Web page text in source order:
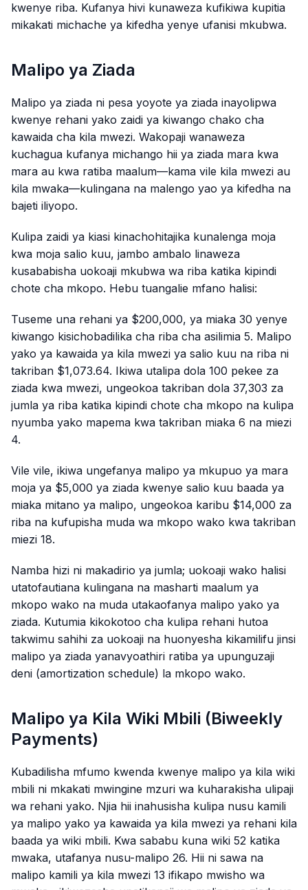
kwenye riba. Kufanya hivi kunaweza kufikiwa kupitia
mikakati michache ya kifedha yenye ufanisi mkubwa.
Malipo ya Ziada
Malipo ya ziada ni pesa yoyote ya ziada inayolipwa
kwenye rehani yako zaidi ya kiwango chako cha
kawaida cha kila mwezi. Wakopaji wanaweza
kuchagua kufanya michango hii ya ziada mara kwa
mara au kwa ratiba maalum—kama vile kila mwezi au
kila mwaka—kulingana na malengo yao ya kifedha na
bajeti iliyopo.
Kulipa zaidi ya kiasi kinachohitajika kunalenga moja
kwa moja salio kuu, jambo ambalo linaweza
kusababisha uokoaji mkubwa wa riba katika kipindi
chote cha mkopo. Hebu tuangalie mfano halisi:
Tuseme una rehani ya $200,000, ya miaka 30 yenye
kiwango kisichobadilika cha riba cha asilimia 5. Malipo
yako ya kawaida ya kila mwezi ya salio kuu na riba ni
takriban $1,073.64. Ikiwa utalipa dola 100 pekee za
ziada kwa mwezi, ungeokoa takriban dola 37,303 za
jumla ya riba katika kipindi chote cha mkopo na kulipa
nyumba yako mapema kwa takriban miaka 6 na miezi
4.
Vile vile, ikiwa ungefanya malipo ya mkupuo ya mara
moja ya $5,000 ya ziada kwenye salio kuu baada ya
miaka mitano ya malipo, ungeokoa karibu $14,000 za
riba na kufupisha muda wa mkopo wako kwa takriban
miezi 18.
Namba hizi ni makadirio ya jumla; uokoaji wako halisi
utatofautiana kulingana na masharti maalum ya
mkopo wako na muda utakaofanya malipo yako ya
ziada. Kutumia kikokotoo cha kulipa rehani hutoa
takwimu sahihi za uokoaji na huonyesha kikamilifu jinsi
malipo ya ziada yanavyoathiri ratiba ya upunguzaji
deni (amortization schedule) la mkopo wako.
Malipo ya Kila Wiki Mbili (Biweekly
Payments)
Kubadilisha mfumo kwenda kwenye malipo ya kila wiki
mbili ni mkakati mwingine mzuri wa kuharakisha ulipaji
wa rehani yako. Njia hii inahusisha kulipa nusu kamili
ya malipo yako ya kawaida ya kila mwezi ya rehani kila
baada ya wiki mbili. Kwa sababu kuna wiki 52 katika
mwaka, utafanya nusu-malipo 26. Hii ni sawa na
malipo kamili ya kila mwezi 13 ifikapo mwisho wa